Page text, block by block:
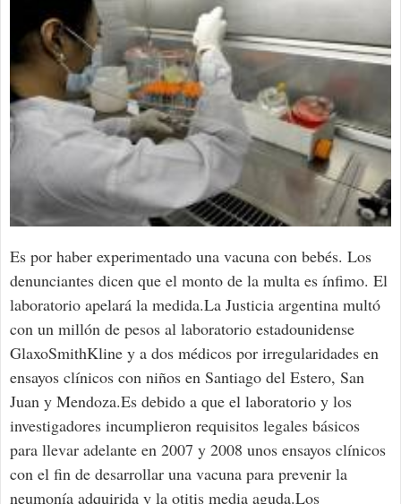
Es por haber experimentado una vacuna con bebés. Los
denunciantes dicen que el monto de la multa es ínfimo. El
laboratorio apelará la medida.La Justicia argentina multó
con un millón de pesos al laboratorio estadounidense
GlaxoSmithKline y a dos médicos por irregularidades en
ensayos clínicos con niños en Santiago del Estero, San
Juan y Mendoza.Es debido a que el laboratorio y los
investigadores incumplieron requisitos legales básicos
para llevar adelante en 2007 y 2008 unos ensayos clínicos
con el fin de desarrollar una vacuna para prevenir la
neumonía adquirida y la otitis media aguda.Los